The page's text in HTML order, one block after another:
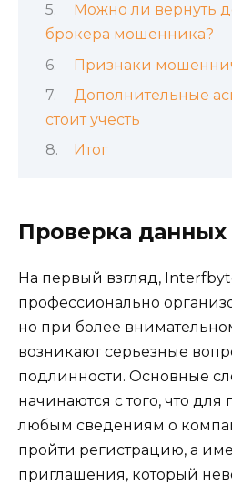
Можно ли вернуть
брокера мошенника?
Признаки
Дополнительные
стоит учесть
Итог
Проверка
На первый взгляд,
профессионально
но при более
возникают серьезные
подлинности. Основные
начинаются с того, что для
любым сведениям о
пройти регистрацию, а
приглашения, который